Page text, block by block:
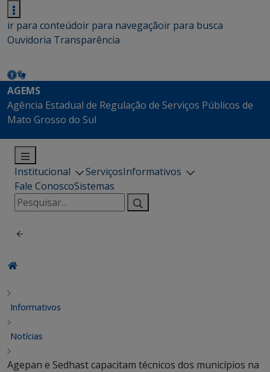
ir para conteúdoir para navegaçãoir para busca
Ouvidoria Transparência
AGEMS
Agência Estadual de Regulação de Serviços Públicos de
Mato Grosso do Sul
Institucional ServiçosInformativos
Fale ConoscoSistemas
Pesquisar
por:
Informativos
Notícias
Agepan e Sedhast capacitam técnicos dos municípios na